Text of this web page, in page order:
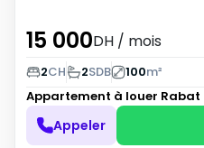
15 000DH / mois
2CH 2SDB 100m²
Appartement à louer Rabat
Appeler